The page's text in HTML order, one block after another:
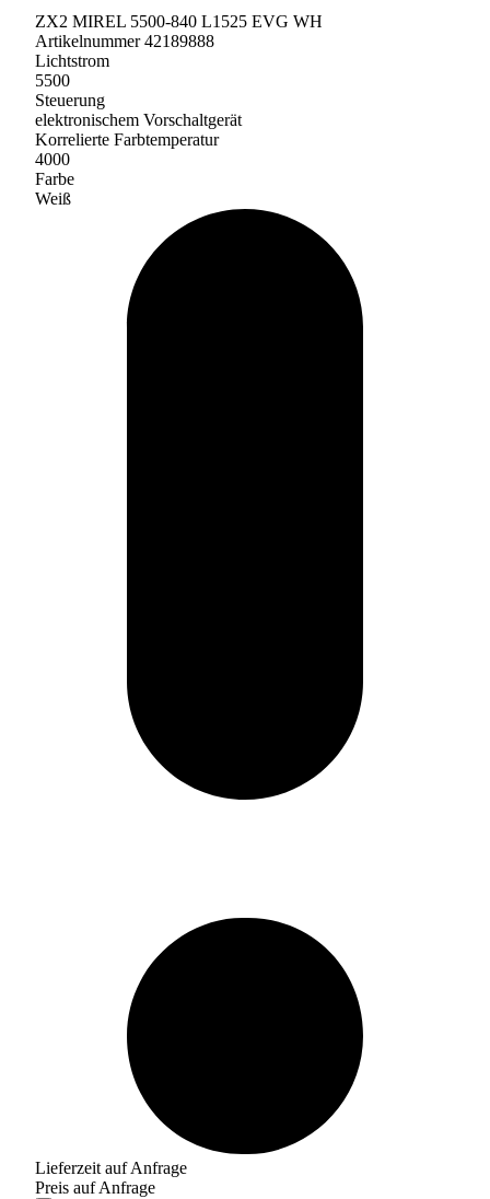
ZX2 MIREL 5500-840 L1525 EVG WH
Artikelnummer 42189888
Lichtstrom
5500
Steuerung
elektronischem Vorschaltgerät
Korrelierte Farbtemperatur
4000
Farbe
Weiß
Lieferzeit auf Anfrage
Preis auf Anfrage